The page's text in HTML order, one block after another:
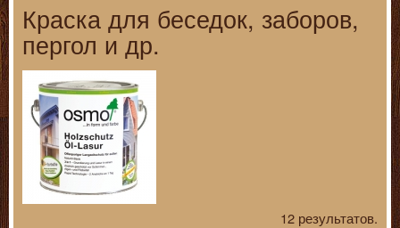
Краска для беседок, заборов,
пергол и др.
12 результатов.